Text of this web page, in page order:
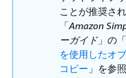
ことが推奨さ
「Amazon
ーガイド」の「
を使用したオ
コピー 」を参